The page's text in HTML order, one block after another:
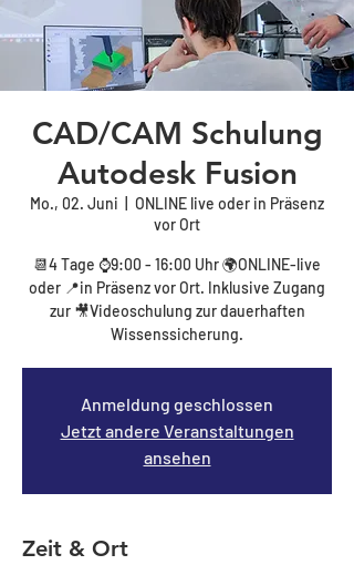
CAD/CAM Schulung
Autodesk Fusion
Mo., 02. Juni
ONLINE live oder in Präsenz
vor Ort
📆4 Tage ⌚9:00 - 16:00 Uhr 🌍ONLINE-live
oder 📍in Präsenz vor Ort. Inklusive Zugang
zur 🎥Videoschulung zur dauerhaften
Wissenssicherung.
Anmeldung geschlossen
Jetzt andere Veranstaltungen
ansehen
Zeit & Ort